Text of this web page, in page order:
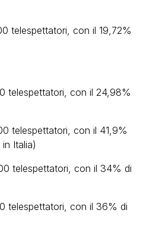
telespettatori, con il 19,72%
telespettatori, con il 24,98%
telespettatori, con il 41,9%
Italia)
telespettatori, con il 34% di
telespettatori, con il 36% di